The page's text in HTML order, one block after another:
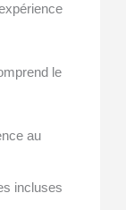
le
au
incluses